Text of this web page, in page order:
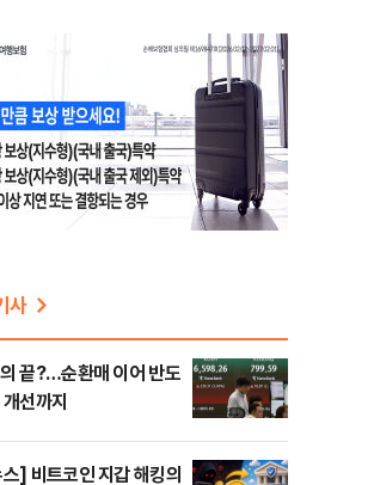
사
끝?…순환매 이어 반도
선까지
] 비트코인 지갑 해킹의